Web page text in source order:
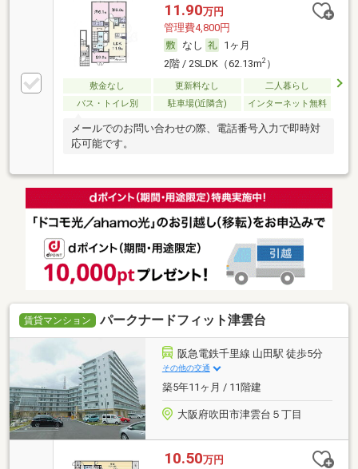
11.90万円
管理費4,800円
なし
1ヶ月
2階 / 2SLDK（62.13m2）
敷金なし 更新料なし
二人暮らし
バス・トイレ別
駐車場(近隣含) インターネット無料
メールでのお問い合わせの際、電話番号入力で即時対
応可能です。
賃貸マンション パークナードフィット津雲台
阪急電鉄千里線 山田駅 徒歩5分
その他の交通
築5年11ヶ月 / 11階建
大阪府吹田市津雲台５丁目
10.50万円